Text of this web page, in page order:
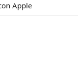
Apple